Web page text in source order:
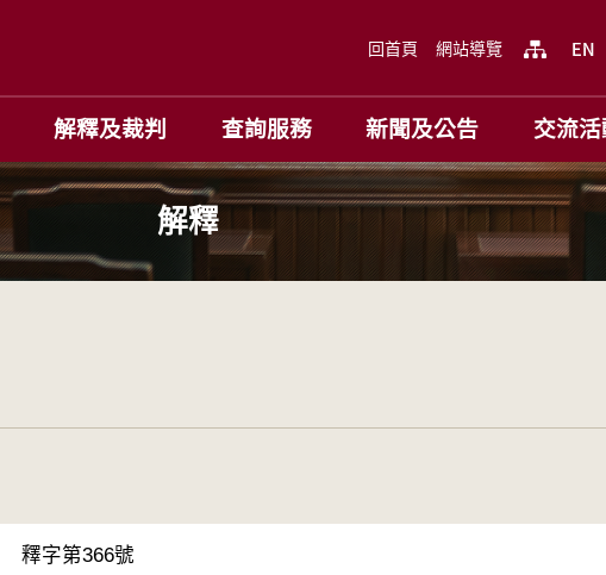
回首頁 網站導覽
解釋及裁判 查詢服務 新聞及公告 交流活
解釋
釋字第366號